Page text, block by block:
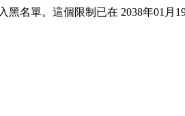
黑名單。這個限制已在 2038年01月